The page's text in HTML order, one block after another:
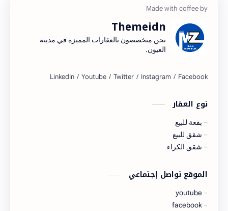
Themeidn
نحن متخصصون بالعقارات المميزة في مدينة
العيون.
نوع العقار
بقعة للبيع
شقق للبيع
شقق الكراء
الموقع تواصل إجتماعي
youtube
facebook